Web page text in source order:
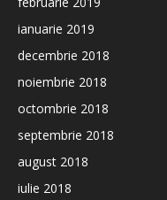
ianuarie 2019
decembrie 2018
noiembrie 2018
octombrie 2018
septembrie 2018
august 2018
iulie 2018